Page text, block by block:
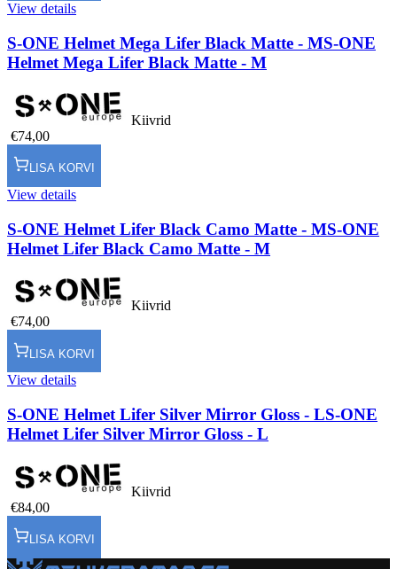
View details
S-ONE Helmet Mega Lifer Black Matte - MS-ONE
Helmet Mega Lifer Black Matte - M
Kiivrid
€74,00
LISA KORVI
View details
S-ONE Helmet Lifer Black Camo Matte - MS-ONE
Helmet Lifer Black Camo Matte - M
Kiivrid
€74,00
LISA KORVI
View details
S-ONE Helmet Lifer Silver Mirror Gloss - LS-ONE
Helmet Lifer Silver Mirror Gloss - L
Kiivrid
€84,00
LISA KORVI